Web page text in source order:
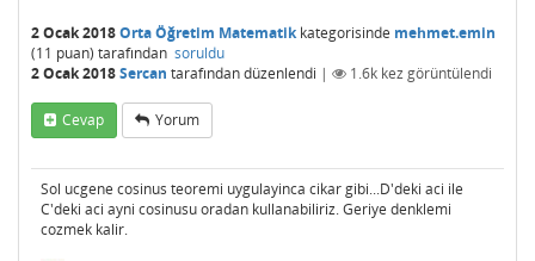
2 Ocak 2018Orta Öğretim Matematikkategorisinde mehmet.emin
(11 puan) tarafından soruldu
2 Ocak 2018Sercan tarafındandüzenlendi | 1.6k kez görüntülendi
Cevap Yorum
Sol ucgene cosinus teoremi uygulayinca cikar gibi...D'deki aci ile
C'deki aci ayni cosinusu oradan kullanabiliriz. Geriye denklemi
cozmek kalir.